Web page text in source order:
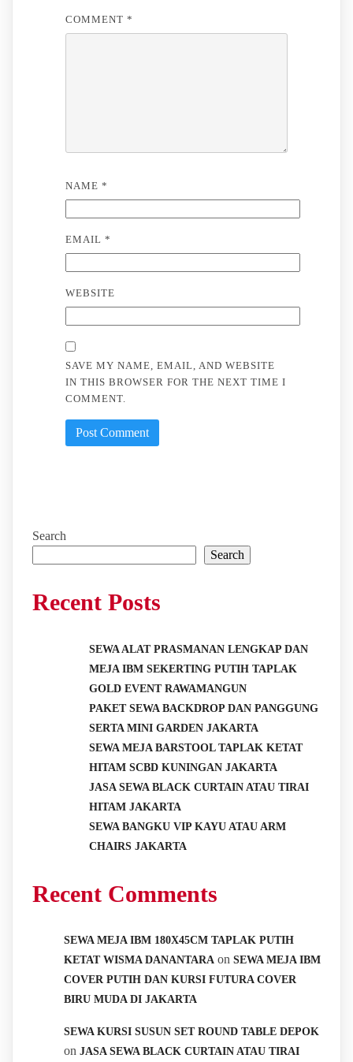
COMMENT *
NAME *
EMAIL *
WEBSITE
SAVE MY NAME, EMAIL, AND WEBSITE
IN THIS BROWSER FOR THE NEXT TIME I
COMMENT.
Search
Search
Recent Posts
SEWA ALAT PRASMANAN LENGKAP DAN
MEJA IBM SEKERTING PUTIH TAPLAK
GOLD EVENT RAWAMANGUN
PAKET SEWA BACKDROP DAN PANGGUNG
SERTA MINI GARDEN JAKARTA
SEWA MEJA BARSTOOL TAPLAK KETAT
HITAM SCBD KUNINGAN JAKARTA
JASA SEWA BLACK CURTAIN ATAU TIRAI
HITAM JAKARTA
SEWA BANGKU VIP KAYU ATAU ARM
CHAIRS JAKARTA
Recent Comments
SEWA MEJA IBM 180X45CM TAPLAK PUTIH
KETAT WISMA DANANTARA on SEWA MEJA IBM
COVER PUTIH DAN KURSI FUTURA COVER
BIRU MUDA DI JAKARTA
SEWA KURSI SUSUN SET ROUND TABLE DEPOK
on JASA SEWA BLACK CURTAIN ATAU TIRAI